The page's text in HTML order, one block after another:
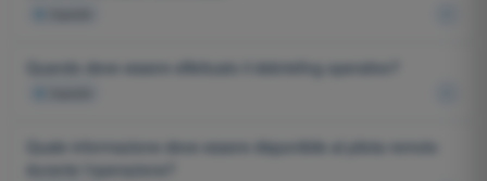
Quando deve essere effettuato il debriefing operativo?
Quale informazione deve essere disponibile al pilota remoto
durante l'operazione?